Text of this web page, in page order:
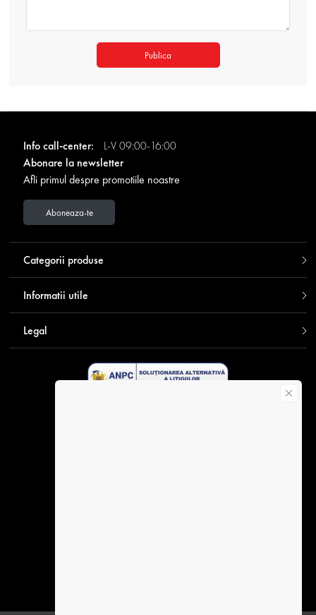
Publica
Info call-center:
L-V 09:00-16:00
Abonare la newsletter
Afli primul despre promotiile noastre
Aboneaza-te
Categorii produse
Informatii utile
Legal